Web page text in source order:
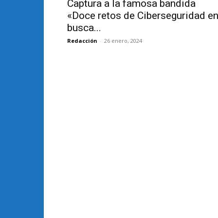
Captura a la famosa bandida
«Doce retos de Ciberseguridad en
busca...
Redacción - 26 enero, 2024